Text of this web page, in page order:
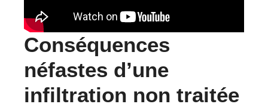
Conséquences
néfastes d’une
infiltration non traitée